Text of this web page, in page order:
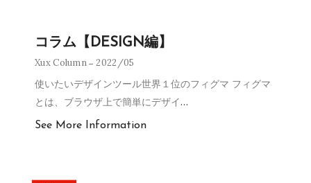
コラム【DESIGN編】
Xux Column 2022/05
使いたいデザインツール世界１位のフィグマ フィグマ
とは、ブラウザ上で簡単にデザイ…
See More Information